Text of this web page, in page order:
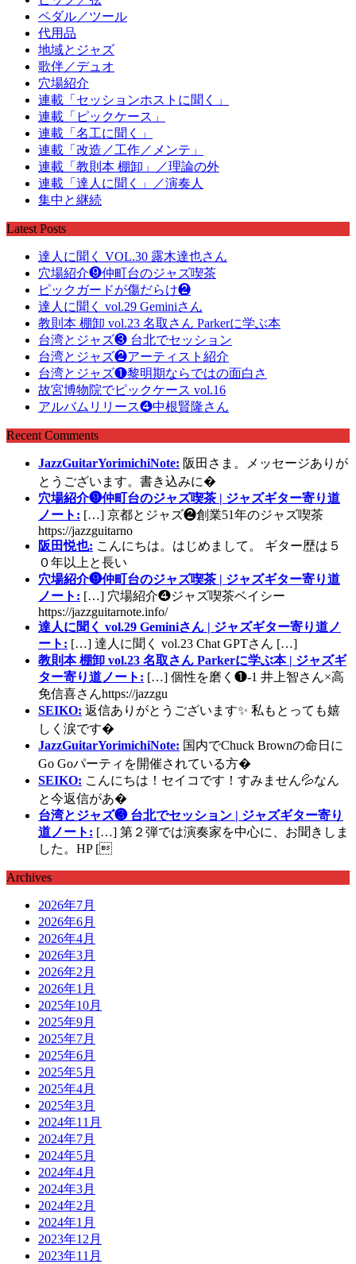
ペダル／ツール
代用品
地域とジャズ
歌伴／デュオ
穴場紹介
連載「セッションホストに聞く」
連載「ピックケース」
連載「名工に聞く」
連載「改造／工作／メンテ」
連載「教則本 棚卸」／理論の外
連載「達人に聞く」／演奏人
集中と継続
Latest Posts
達人に聞く VOL.30 露木達也さん
穴場紹介❾仲町台のジャズ喫茶
ピックガードが傷だらけ❷
達人に聞く vol.29 Geminiさん
教則本 棚卸 vol.23 名取さん Parkerに学ぶ本
台湾とジャズ❸ 台北でセッション
台湾とジャズ❷アーティスト紹介
台湾とジャズ❶黎明期ならではの面白さ
故宮博物院でピックケース vol.16
アルバムリリース❹中根賢隆さん
Recent Comments
JazzGuitarYorimichiNote: 阪田さま。メッセージありが
とうございます。書き込みに�
穴場紹介❾仲町台のジャズ喫茶 | ジャズギター寄り道
ノート: […] 京都とジャズ❷創業51年のジャズ喫茶
https://jazzguitarno
阪田悦也: こんにちは。はじめまして。 ギター歴は５
０年以上と長い
穴場紹介❾仲町台のジャズ喫茶 | ジャズギター寄り道
ノート: […] 穴場紹介❹ジャズ喫茶ベイシー
https://jazzguitarnote.info/
達人に聞く vol.29 Geminiさん | ジャズギター寄り道ノ
ート: […] 達人に聞く vol.23 Chat GPTさん […]
教則本 棚卸 vol.23 名取さん Parkerに学ぶ本 | ジャズギ
ター寄り道ノート: […] 個性を磨く❶-1 井上智さん×高
免信喜さんhttps://jazzgu
SEIKO: 返信ありがとうございます✨ 私もとっても嬉
しく涙です�
JazzGuitarYorimichiNote: 国内でChuck Brownの命日に
Go Goパーティを開催されている方�
SEIKO: こんにちは！セイコです！すみません💦なん
と今返信があ�
台湾とジャズ❸ 台北でセッション | ジャズギター寄り
道ノート: […] 第２弾では演奏家を中心に、お聞きしま
した。HP [
Archives
2026年7月
2026年6月
2026年4月
2026年3月
2026年2月
2026年1月
2025年10月
2025年9月
2025年7月
2025年6月
2025年5月
2025年4月
2025年3月
2024年11月
2024年7月
2024年5月
2024年4月
2024年3月
2024年2月
2024年1月
2023年12月
2023年11月